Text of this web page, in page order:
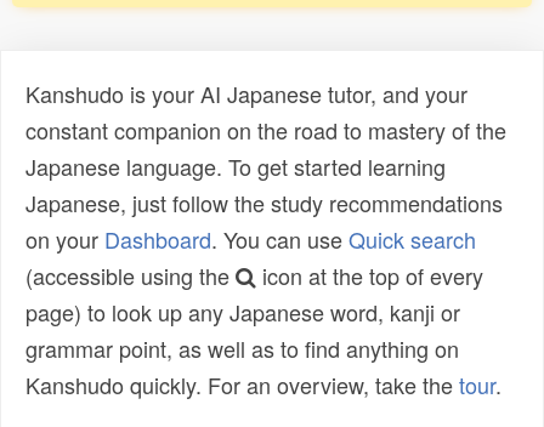
Kanshudo is your AI Japanese tutor, and your
constant companion on the road to mastery of the
Japanese language. To get started learning
Japanese, just follow the study recommendations
on your Dashboard. You can useQuick search
(accessible using the
icon at the top of every
page) to look up any Japanese word, kanji or
grammar point, as well as to find anything on
Kanshudo quickly. For an overview, take thetour.